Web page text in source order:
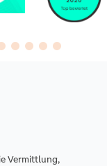
Vermittlung,